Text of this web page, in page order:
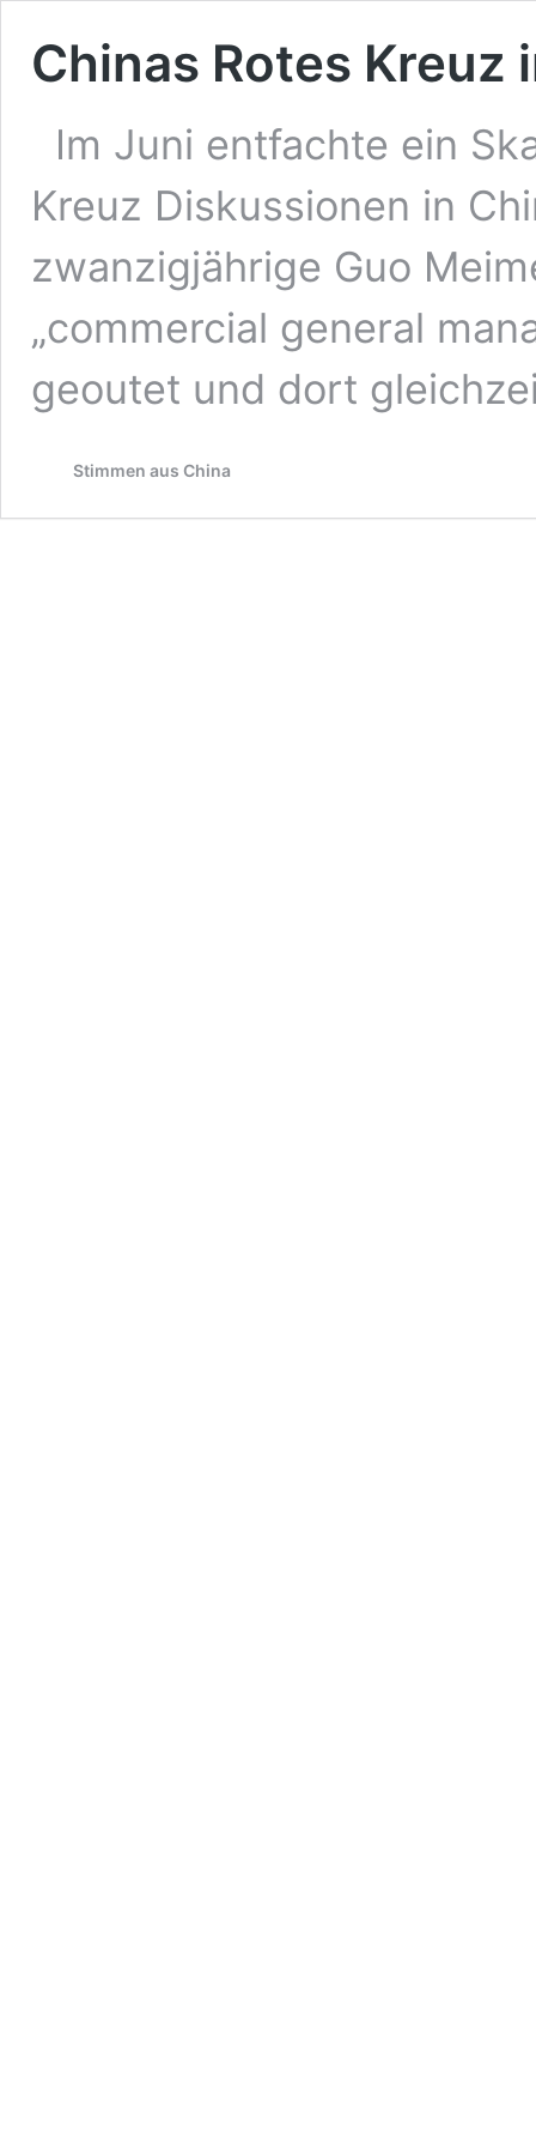
Chinas Rotes
Im Juni entfachte ein
Kreuz Diskussionen in
zwanzigjährige Guo
„commercial general
geoutet und dort
Stimmen aus China